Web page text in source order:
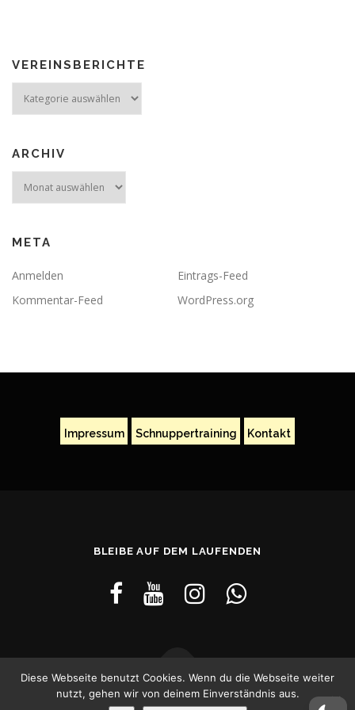
VEREINSBERICHTE
ARCHIV
META
Anmelden
Eintrags-Feed
Kommentar-Feed
WordPress.org
Impressum Schnuppertraining Kontakt
BLEIBE AUF DEM LAUFENDEN
Copyright © 2026– OnePressTheme von FameThemes
Diese Webseite benutzt Cookies. Wenn du die Webseite weiter
nutzt, gehen wir von deinem Einverständnis aus.